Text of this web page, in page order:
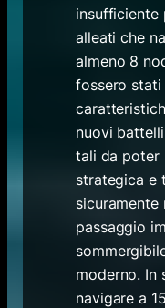
insufficiente
alleati che
almeno 8
fossero stati
nuovi
tali da poter
strategica e
sicuramente
passaggio
moderno. In
navigare a